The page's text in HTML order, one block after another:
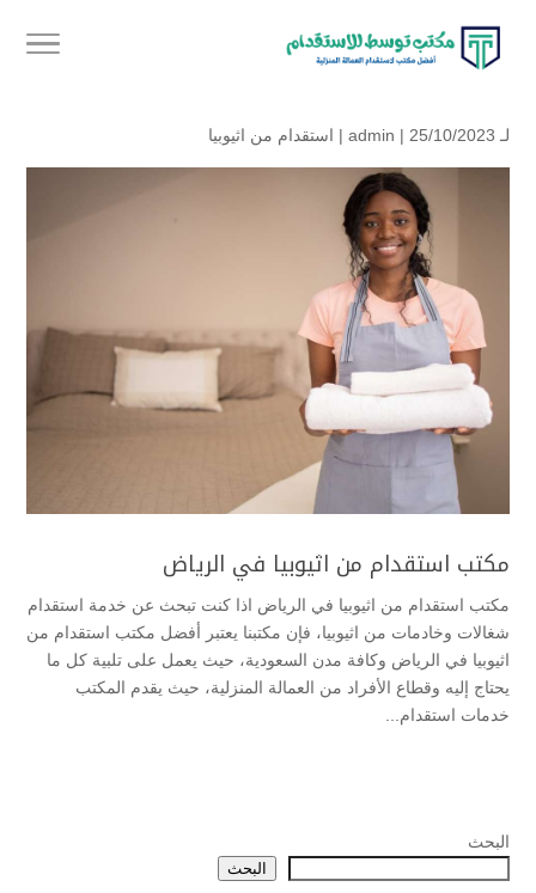
لـ admin | 25/10/2023 | استقدام من اثيوبيا
مكتب استقدام من اثيوبيا في الرياض
مكتب استقدام من اثيوبيا في الرياض اذا كنت تبحث عن خدمة استقدام
شغالات وخادمات من اثيوبيا، فإن مكتبنا يعتبر أفضل مكتب استقدام من
اثيوبيا في الرياض وكافة مدن السعودية، حيث يعمل على تلبية كل ما
يحتاج إليه وقطاع الأفراد من العمالة المنزلية، حيث يقدم المكتب
خدمات استقدام...
البحث
البحث